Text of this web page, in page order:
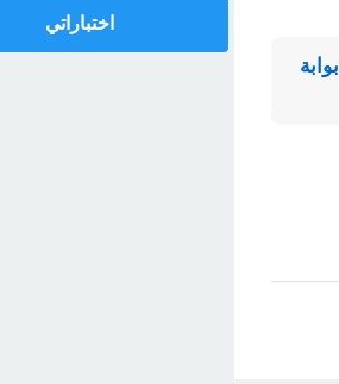
بوابة
اختباراتي